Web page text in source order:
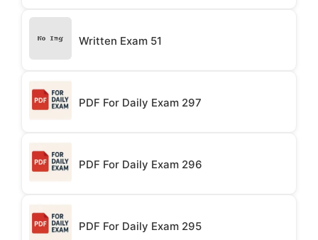
Written Exam 51
PDF For Daily Exam 297
PDF For Daily Exam 296
PDF For Daily Exam 295